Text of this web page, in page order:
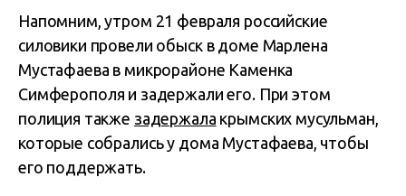
Напомним, утром 21 февраля российские
силовики провели обыск в доме Марлена
Мустафаева в микрорайоне Каменка
Симферополя и задержали его. При этом
полиция также задержала крымских мусульман,
которые собрались у дома Мустафаева, чтобы
его поддержать.